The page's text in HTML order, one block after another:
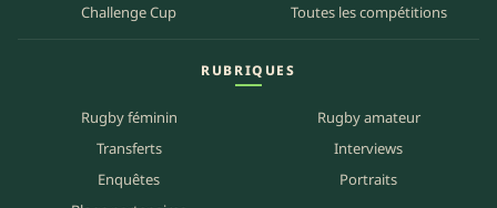
Challenge Cup
Toutes les compétitions
RUBRIQUES
Rugby féminin
Rugby amateur
Transferts
Interviews
Enquêtes
Portraits